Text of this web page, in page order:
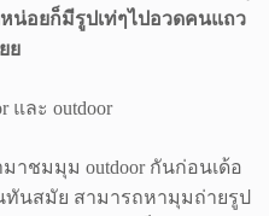
น่อยก็มีรูปเท่ๆไปอวดคนแถว
ย
และ outdoor
าชมมุม outdoor กันก่อนเด้อ
ทันสมัย สามารถหามุมถ่ายรูป